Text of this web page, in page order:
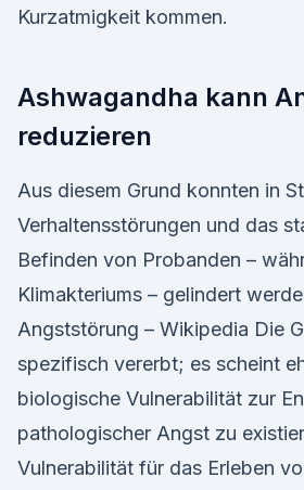
Kurzatmigkeit kommen.
Ashwagandha kann
reduzieren
Aus diesem Grund konnten in
Verhaltensstörungen und das
Befinden von Probanden –
Klimakteriums – gelindert
Angststörung – Wikipedia Die
spezifisch vererbt; es scheint
biologische Vulnerabilität zur
pathologischer Angst zu
Vulnerabilität für das Erleben